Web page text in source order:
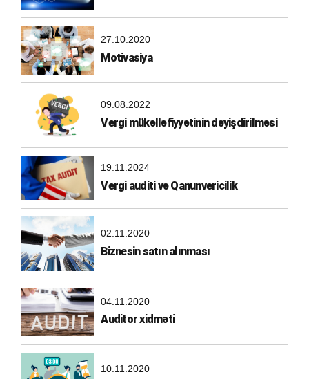
27.10.2020
Motivasiya
09.08.2022
Vergi mükəlləfiyyətinin dəyişdirilməsi
19.11.2024
Vergi auditi və Qanunvericilik
02.11.2020
Biznesin satın alınması
04.11.2020
Auditor xidməti
10.11.2020